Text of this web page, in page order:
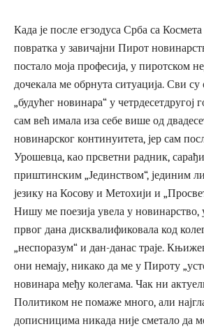
Када је после егзодуса Срба са
повратка у завичајни Пирот
постало моја професија, у пиротском
дочекала ме обрнута ситуација. Сви
„будућег новинара“ у четрдесетдругој
сам већ имала иза себе више од
новинарског континуитета, јер сам
Урошевца, као прсветни радник,
приштинским „Јединством“, јединим
језику на Косову и Метохији и
Нишу ме поезија увела у
првог дана дисквалификовала код
„неспоразум“ и дан-данас траје.
они немају, никако да ме у Пироту
новинара међу колегама. Чак ни
Политиком не помаже много, али
дописницима никада није сметало да